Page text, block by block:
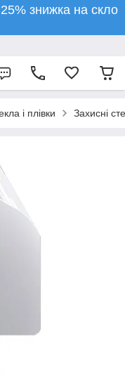
знижка на скло
і плівки Захисні